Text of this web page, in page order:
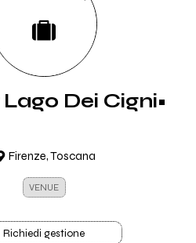
Dei Cigni•
Firenze, Toscana
VENUE
Richiedi gestione